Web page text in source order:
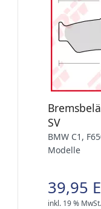
SV
BMW C1,
Modelle
39,95
inkl. 19 % MwSt.